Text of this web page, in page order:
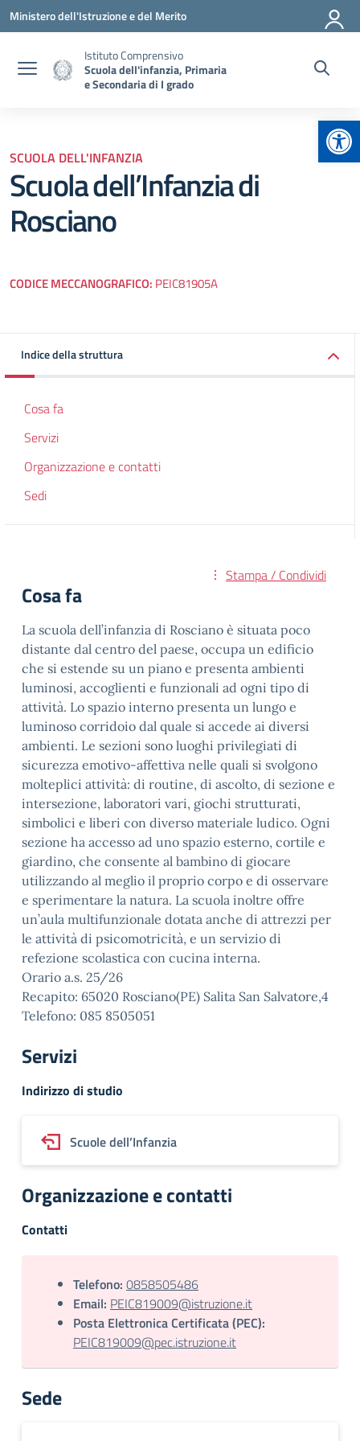
Vai ai contenuti
Vai al menu di navigazione
Vai al footer
Ministero dell'Istruzione e del Merito
Istituto Comprensivo
Scuola dell'infanzia, Primaria
e Secondaria di I grado
SCUOLA DELL'INFANZIA
Scuola dell’Infanzia di
Rosciano
CODICE MECCANOGRAFICO: PEIC81905A
Indice della struttura
Cosa fa
Servizi
Organizzazione e contatti
Sedi
Stampa / Condividi
Cosa fa
La scuola dell’infanzia di Rosciano è situata poco
distante dal centro del paese, occupa un edificio
che si estende su un piano e presenta ambienti
luminosi, accoglienti e funzionali ad ogni tipo di
attività. Lo spazio interno presenta un lungo e
luminoso corridoio dal quale si accede ai diversi
ambienti. Le sezioni sono luoghi privilegiati di
sicurezza emotivo-affettiva nelle quali si svolgono
molteplici attività: di routine, di ascolto, di sezione e
intersezione, laboratori vari, giochi strutturati,
simbolici e liberi con diverso materiale ludico. Ogni
sezione ha accesso ad uno spazio esterno, cortile e
giardino, che consente al bambino di giocare
utilizzando al meglio il proprio corpo e di osservare
e sperimentare la natura. La scuola inoltre offre
un’aula multifunzionale dotata anche di attrezzi per
le attività di psicomotricità, e un servizio di
refezione scolastica con cucina interna.
Orario a.s. 25/26
Recapito: 65020 Rosciano(PE) Salita San Salvatore,4
Telefono: 085 8505051
Servizi
Indirizzo di studio
Scuole dell’Infanzia
Organizzazione e contatti
Contatti
Telefono: 0858505486
Email: PEIC819009@istruzione.it
Posta Elettronica Certificata (PEC):
PEIC819009@pec.istruzione.it
Sede